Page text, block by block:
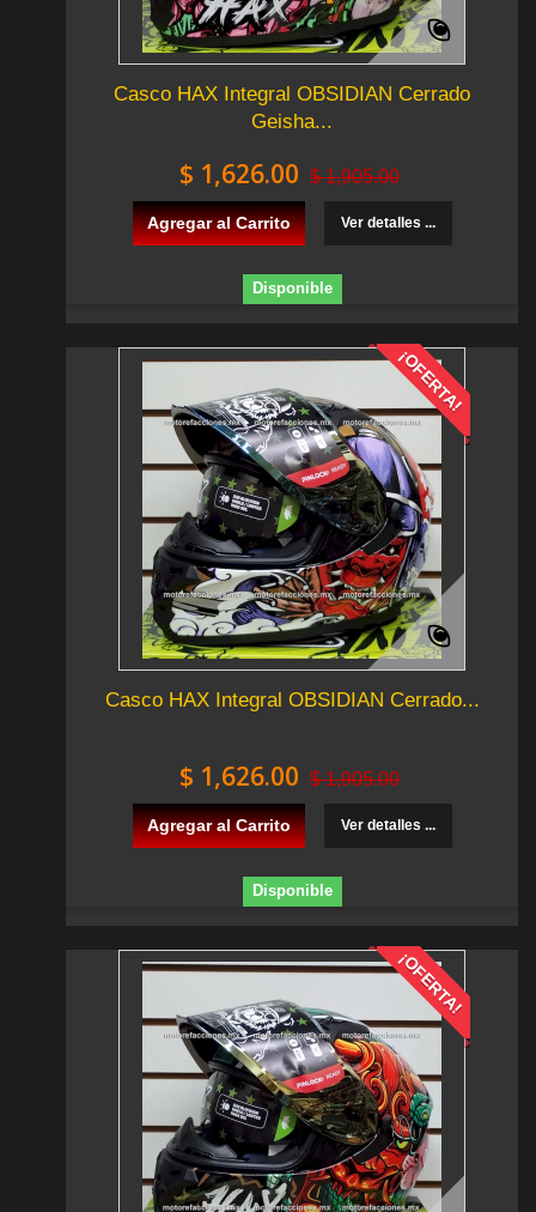
Casco HAX Integral OBSIDIAN Cerrado
Geisha...
$ 1,626.00 $ 1,905.00
Agregar al Carrito Ver detalles ...
Disponible
¡OFERTA!
Casco HAX Integral OBSIDIAN Cerrado...
$ 1,626.00 $ 1,905.00
Agregar al Carrito Ver detalles ...
Disponible
¡OFERTA!